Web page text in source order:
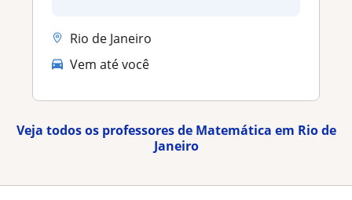
Rio de Janeiro
Vem até você
Veja todos os professores de Matemática em Rio de
Janeiro